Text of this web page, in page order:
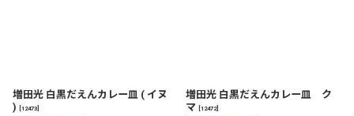
増田光 白黒だえんカレー皿 ( イヌ
)
12473
増田光 白黒だえんカレー皿 ク
マ
12472]